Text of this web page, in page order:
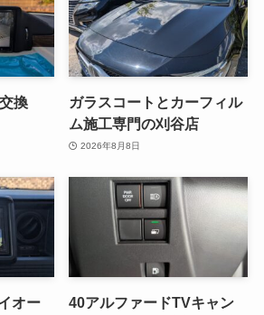
換
ガラスコートとカーフィル
ム施工専門の刈谷店
2026年8月8日
オー
40アルファードTVキャン